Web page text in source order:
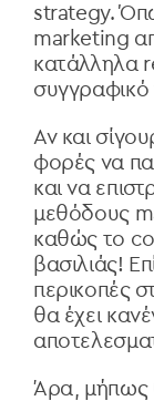
strategy.
marketing
κατάλληλα
συγγραφικό
Αν και
φορές να
και να
μεθόδους
καθώς το
βασιλιάς!
περικοπές
θα έχει
Άρα, μήπως